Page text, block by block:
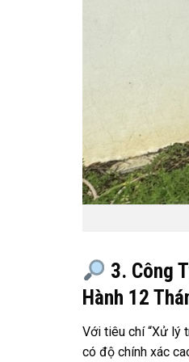
3. Công
Hành 12
Với tiêu chí “Xử lý
có độ chính xác